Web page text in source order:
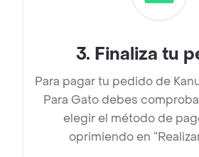
3. Finaliza tu
Para pagar tu pedido de
Para Gato debes
elegir el método de
oprimiendo en